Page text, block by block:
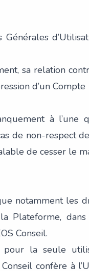
sa relation
d’un
à
de non-respect
de cesser le
notamment les
Plateforme,
Conseil.
pour la seule
confère à